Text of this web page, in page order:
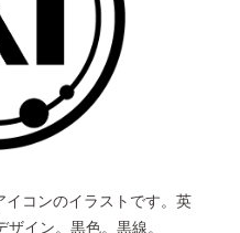
イコンのイラストです。英
イン。黒色。黒線。